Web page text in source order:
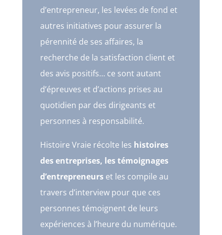
d’entrepreneur, les levées de fond et
autres initiatives pour assurer la
pérennité de ses affaires, la
recherche de la satisfaction client et
des avis positifs… ce sont autant
d’épreuves et d’actions prises au
quotidien par des dirigeants et
personnes à responsabilité.
Histoire Vraie récolte les histoires
des entreprises, les témoignages
d’entrepreneurset les compile au
travers d’interview pour que ces
personnes témoignent de leurs
expériences à l’heure du numérique.